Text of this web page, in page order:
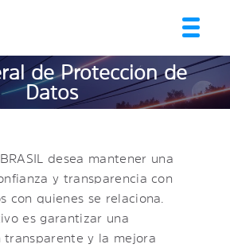
de Protección de
Datos
BRASIL desea mantener una
y transparencia con
con quienes se relaciona.
es garantizar una
transparente y la mejora